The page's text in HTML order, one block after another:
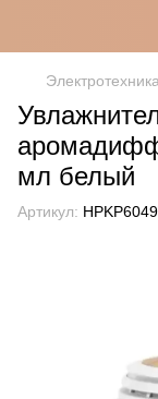
Электротехника
мл белый
Артикул: